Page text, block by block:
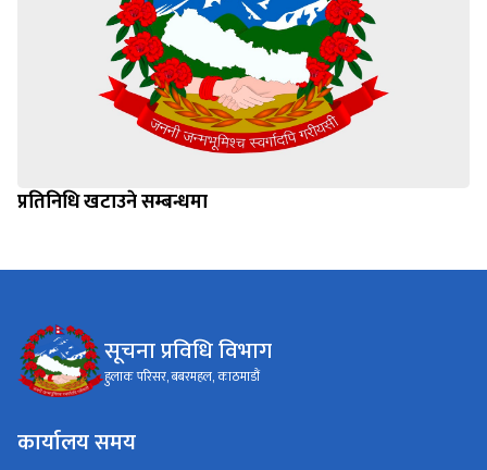
प्रतिनिधि खटाउने सम्बन्धमा
सूचना प्रविधि विभाग
हुलाक परिसर, बबरमहल, काठमाडौं
कार्यालय समय